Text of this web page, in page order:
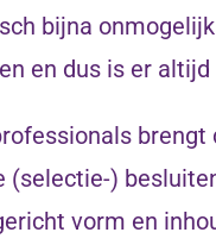
bijna
en dus is er
brengt
)
vorm en